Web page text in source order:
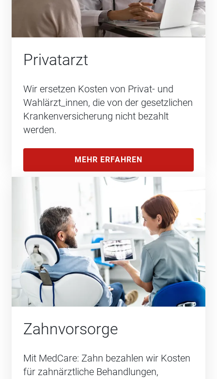
Privatarzt
Wir ersetzen Kosten von Privat- und
Wahlärzt_innen, die von der gesetzlichen
Krankenversicherung nicht bezahlt
werden.
MEHR ERFAHREN
Zahnvorsorge
Mit MedCare: Zahn bezahlen wir Kosten
für zahnärztliche Behandlungen,